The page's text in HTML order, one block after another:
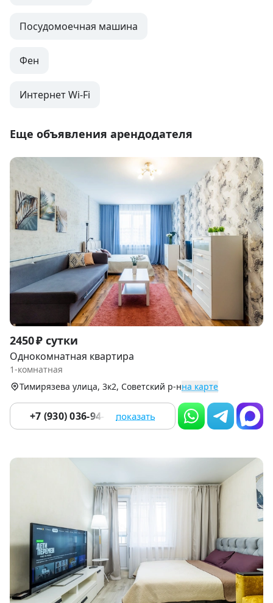
Посудомоечная машина
Фен
Интернет Wi-Fi
Еще объявления арендодателя
Item
1
of
9
2450 ₽ сутки
Однокомнатная квартира
1-комнатная
Тимирязева улица, 3к2, Советский р-нна карте
+7 (930) 036-94-04 показать